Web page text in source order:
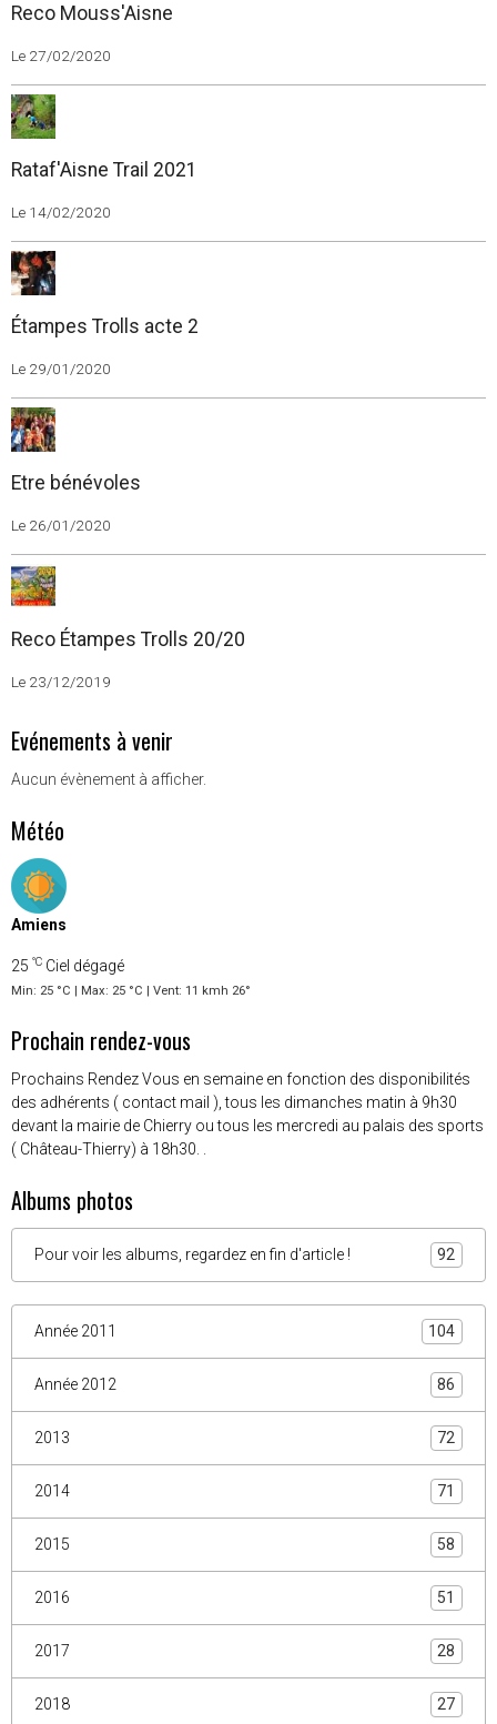
Reco Mouss'Aisne
Le 27/02/2020
Rataf'Aisne Trail 2021
Le 14/02/2020
Étampes Trolls acte 2
Le 29/01/2020
Etre bénévoles
Le 26/01/2020
Reco Étampes Trolls 20/20
Le 23/12/2019
Evénements à venir
Aucun évènement à afficher.
Météo
Amiens
25 °C Ciel dégagé
Min: 25 °C | Max: 25 °C | Vent: 11 kmh 26°
Prochain rendez-vous
Prochains Rendez Vous en semaine en fonction des disponibilités
des adhérents ( contact mail ), tous les dimanches matin à 9h30
devant la mairie de Chierry ou tous les mercredi au palais des sports
( Château-Thierry) à 18h30. .
Albums photos
Pour voir les albums, regardez en fin d'article ! 92
Année 2011 104
Année 2012 86
2013 72
2014 71
2015 58
2016 51
2017 28
2018 27